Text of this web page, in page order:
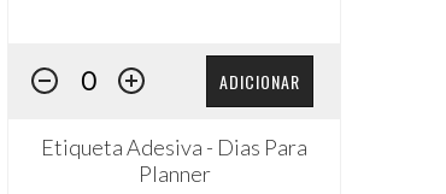
ADICIONAR
Etiqueta Adesiva - Dias Para
Planner